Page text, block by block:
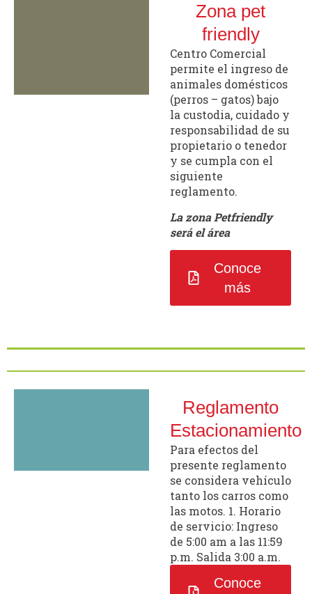
Zona pet
friendly
Centro Comercial
permite el ingreso de
animales domésticos
(perros – gatos) bajo
la custodia, cuidado y
responsabilidad de su
propietario o tenedor
y se cumpla con el
siguiente
reglamento.
La zona Petfriendly
será el área
Conoce
más
Reglamento
Estacionamiento
Para efectos del
presente reglamento
se considera vehículo
tanto los carros como
las motos. 1. Horario
de servicio: Ingreso
de 5:00 am a las 11:59
p.m. Salida 3:00 a.m.
Conoce